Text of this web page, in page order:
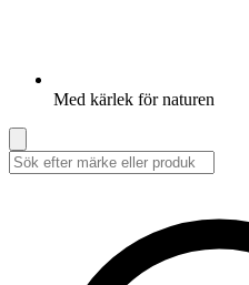
Med kärlek för naturen